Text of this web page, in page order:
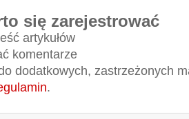
się zarejestrować
artykułów
komentarze
dodatkowych, zastrzeżonych
.